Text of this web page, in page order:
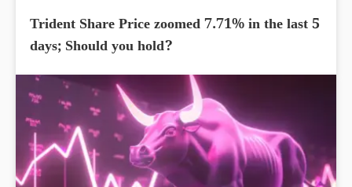
Trident Share Price zoomed 7.71% in the last 5
days; Should you hold?